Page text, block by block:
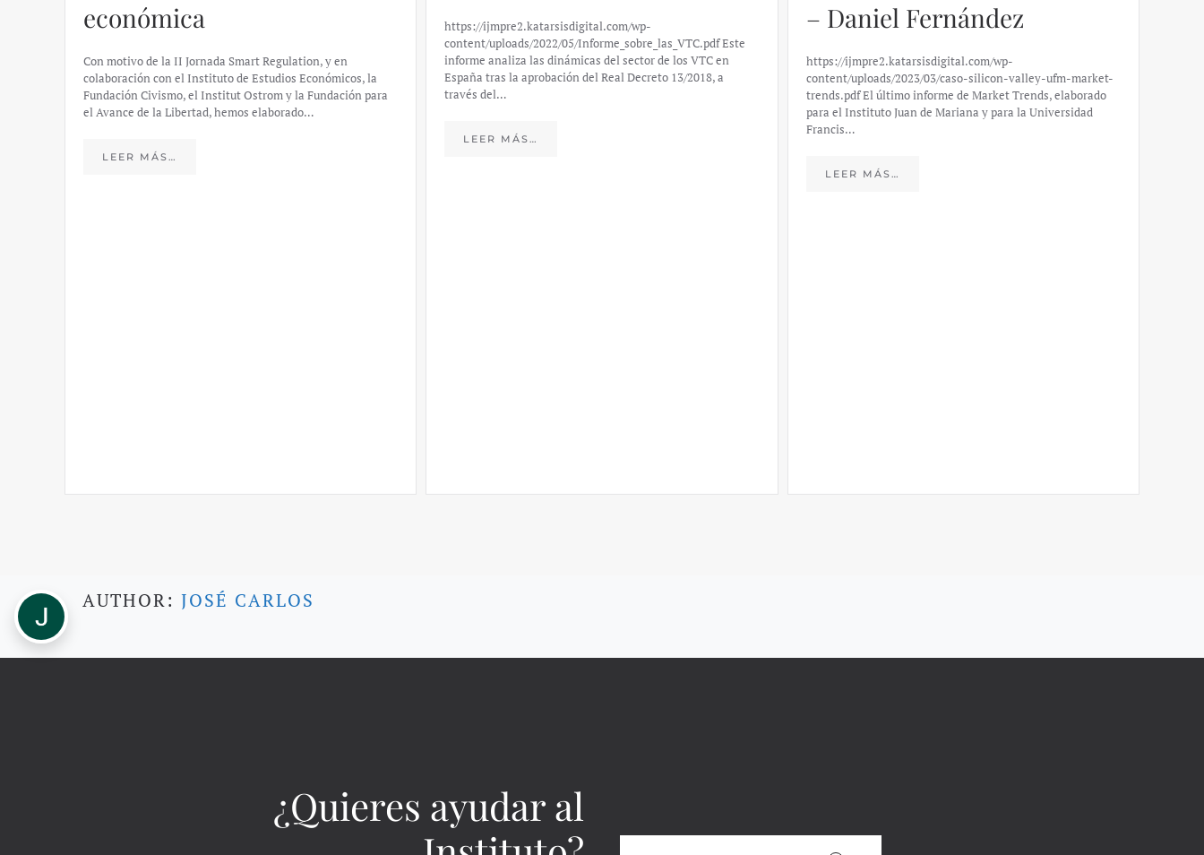
económica
Con motivo de la II Jornada Smart Regulation, y en
colaboración con el Instituto de Estudios Económicos, la
Fundación Civismo, el Institut Ostrom y la Fundación para
el Avance de la Libertad, hemos elaborado…
LEER MÁS…
https://ijmpre2.katarsisdigital.com/wp-
content/uploads/2022/05/Informe_sobre_las_VTC.pdf Este
informe analiza las dinámicas del sector de los VTC en
España tras la aprobación del Real Decreto 13/2018, a
través del…
LEER MÁS…
– Daniel Fernández
https://ijmpre2.katarsisdigital.com/wp-
content/uploads/2023/03/caso-silicon-valley-ufm-market-
trends.pdf El último informe de Market Trends, elaborado
para el Instituto Juan de Mariana y para la Universidad
Francis…
LEER MÁS…
AUTHOR: JOSÉ CARLOS
¿Quieres ayudar al